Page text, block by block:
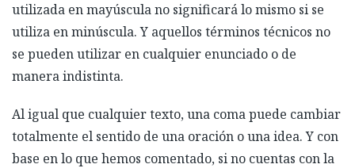
utilizada en mayúscula no significará lo mismo si se
utiliza en minúscula. Y aquellos términos técnicos no
se pueden utilizar en cualquier enunciado o de
manera indistinta.
Al igual que cualquier texto, una coma puede cambiar
totalmente el sentido de una oración o una idea. Y con
base en lo que hemos comentado, si no cuentas con la